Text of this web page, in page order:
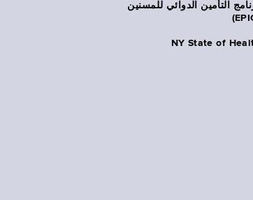
التأمين الدوائي للمسنين
NY State of